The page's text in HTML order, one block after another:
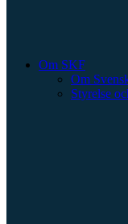
Om SKF
Om
Styrelse